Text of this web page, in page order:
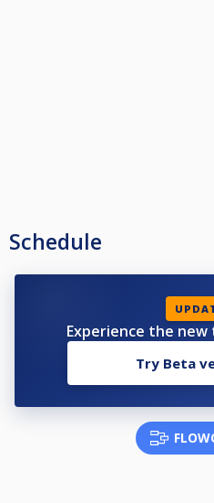
Schedule
Experience the
Try Beta